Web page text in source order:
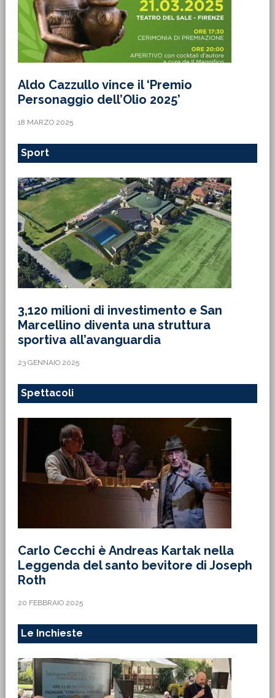
Aldo Cazzullo vince il ‘Premio
Personaggio dell’Olio 2025’
18 MARZO 2025
Sport
3,120 milioni di investimento e San
Marcellino diventa una struttura
sportiva all’avanguardia
23 GENNAIO 2025
Spettacoli
Carlo Cecchi è Andreas Kartak nella
Leggenda del santo bevitore di Joseph
Roth
20 FEBBRAIO 2025
Le Inchieste